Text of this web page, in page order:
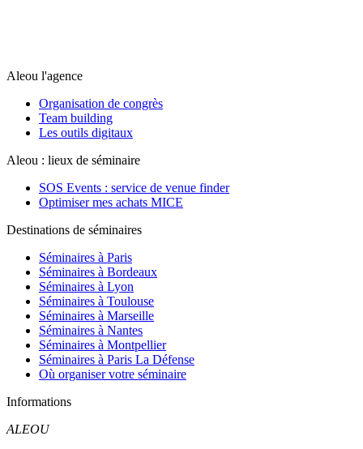
Aleou l'agence
Organisation de congrès
Team building
Les outils digitaux
Aleou : lieux de séminaire
SOS Events : service de venue finder
Optimiser mes achats MICE
Destinations de séminaires
Séminaires à Paris
Séminaires à Bordeaux
Séminaires à Lyon
Séminaires à Toulouse
Séminaires à Marseille
Séminaires à Nantes
Séminaires à Montpellier
Séminaires à Paris La Défense
Où organiser votre séminaire
Informations
ALEOU